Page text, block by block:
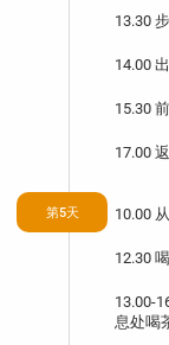
13.30
14.00
15.30
17.00
第5天 10.00
12.30
13.00-
息处喝